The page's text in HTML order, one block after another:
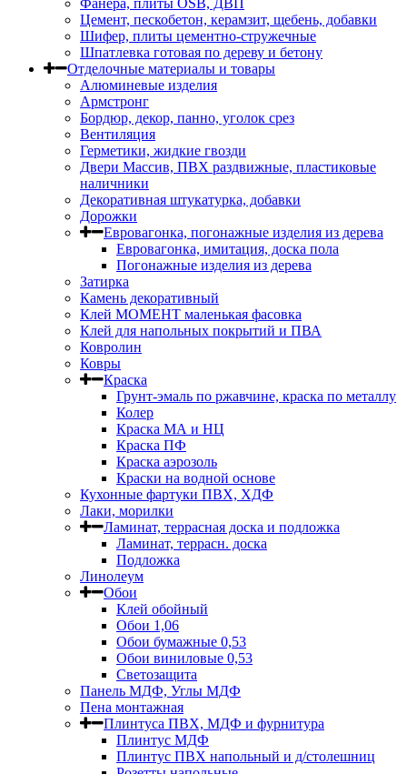
Фанера, плиты OSB, ДВП
Цемент, пескобетон, керамзит, щебень, добавки
Шифер, плиты цементно-стружечные
Шпатлевка готовая по дереву и бетону
Отделочные материалы и товары
Алюминевые изделия
Армстронг
Бордюр, декор, панно, уголок срез
Вентиляция
Герметики, жидкие гвозди
Двери Массив, ПВХ раздвижные, пластиковые
наличники
Декоративная штукатурка, добавки
Дорожки
Евровагонка, погонажные изделия из дерева
Евровагонка, имитация, доска пола
Погонажные изделия из дерева
Затирка
Камень декоративный
Клей МОМЕНТ маленькая фасовка
Клей для напольных покрытий и ПВА
Ковролин
Ковры
Краска
Грунт-эмаль по ржавчине, краска по металлу
Колер
Краска МА и НЦ
Краска ПФ
Краска аэрозоль
Краски на водной основе
Кухонные фартуки ПВХ, ХДФ
Лаки, морилки
Ламинат, террасная доска и подложка
Ламинат, террасн. доска
Подложка
Линолеум
Обои
Клей обойный
Обои 1,06
Обои бумажные 0,53
Обои виниловые 0,53
Светозащита
Панель МДФ, Углы МДФ
Пена монтажная
Плинтуса ПВХ, МДФ и фурнитура
Плинтус МДФ
Плинтус ПВХ напольный и д/столешниц